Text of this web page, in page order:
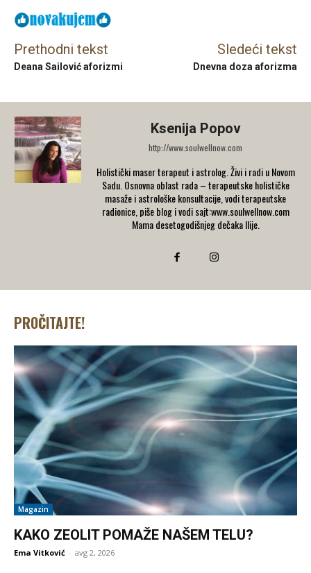
Prethodni tekst
Deana Sailović aforizmi
Sledeći tekst
Dnevna doza aforizma
Ksenija Popov
http://www.soulwellnow.com
Holistički maser terapeut i astrolog. Živi i radi u Novom
Sadu. Osnovna oblast rada – terapeutske holističke
masaže i astrološke konsultacije, vodi terapeutske
radionice, piše blog i vodi sajt:www.soulwellnow.com
Mama desetogodišnjeg dečaka Ilije.
PROČITAJTE!
Magazin
KAKO ZEOLIT POMAŽE NAŠEM TELU?
Ema Vitković - avg 2, 2026